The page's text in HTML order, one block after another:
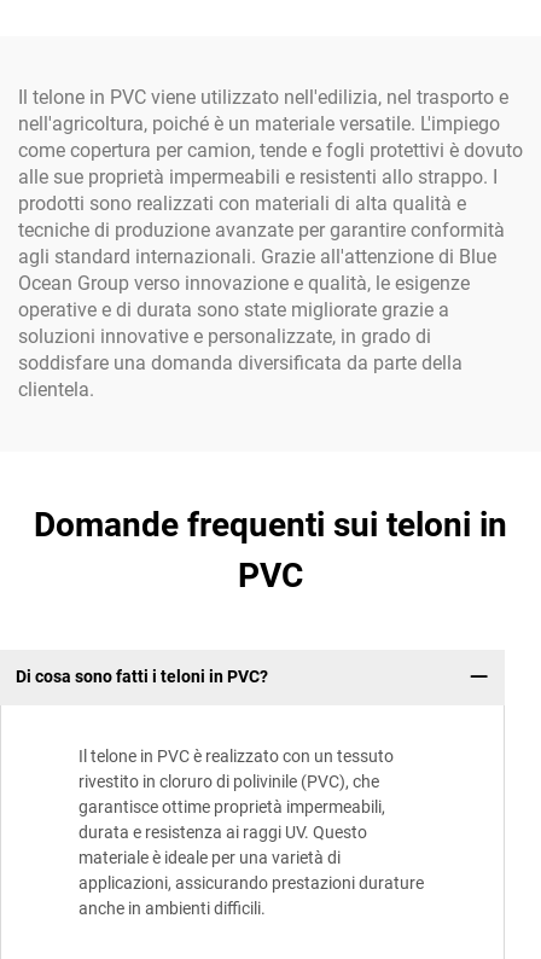
Il telone in PVC viene utilizzato nell'edilizia, nel trasporto e
nell'agricoltura, poiché è un materiale versatile. L'impiego
come copertura per camion, tende e fogli protettivi è dovuto
alle sue proprietà impermeabili e resistenti allo strappo. I
prodotti sono realizzati con materiali di alta qualità e
tecniche di produzione avanzate per garantire conformità
agli standard internazionali. Grazie all'attenzione di Blue
Ocean Group verso innovazione e qualità, le esigenze
operative e di durata sono state migliorate grazie a
soluzioni innovative e personalizzate, in grado di
soddisfare una domanda diversificata da parte della
clientela.
Domande frequenti sui teloni in
PVC
Di cosa sono fatti i teloni in PVC?
Il telone in PVC è realizzato con un tessuto
rivestito in cloruro di polivinile (PVC), che
garantisce ottime proprietà impermeabili,
durata e resistenza ai raggi UV. Questo
materiale è ideale per una varietà di
applicazioni, assicurando prestazioni durature
anche in ambienti difficili.